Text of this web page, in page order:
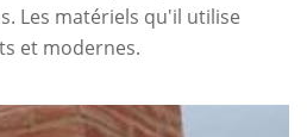
Les matériels qu'il utilise
et modernes.